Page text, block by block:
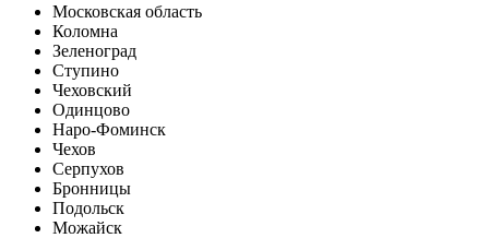
Московская область
Коломна
Зеленоград
Ступино
Чеховский
Одинцово
Наро-Фоминск
Чехов
Серпухов
Бронницы
Подольск
Можайск